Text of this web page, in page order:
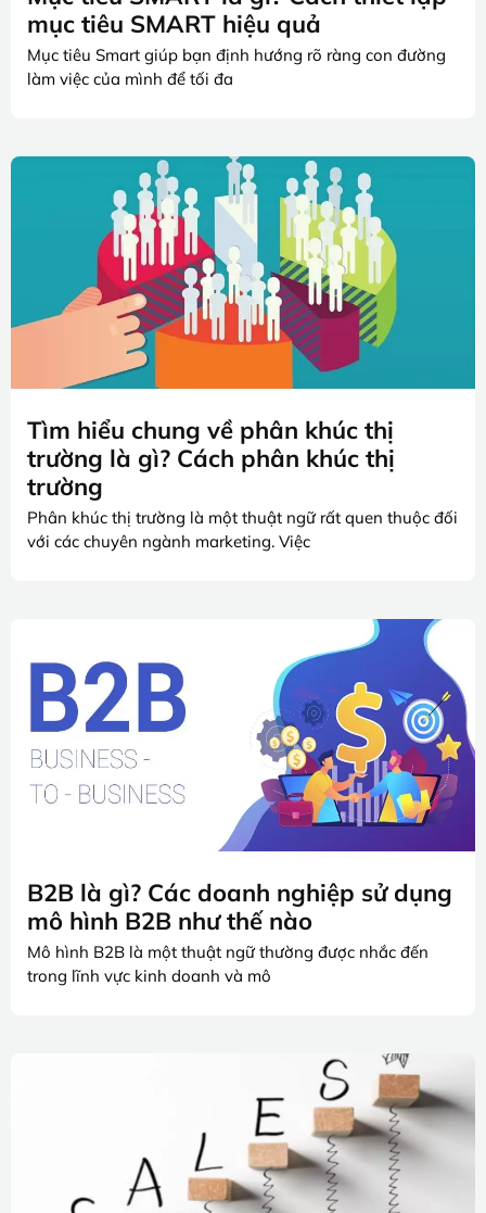
mục tiêu SMART hiệu quả
Mục tiêu Smart giúp bạn định hướng rõ ràng con đường
làm việc của mình để tối đa
Tìm hiểu chung về phân khúc thị
trường là gì? Cách phân khúc thị
trường
Phân khúc thị trường là một thuật ngữ rất quen thuộc đối
với các chuyên ngành marketing. Việc
B2B là gì? Các doanh nghiệp sử dụng
mô hình B2B như thế nào
Mô hình B2B là một thuật ngữ thường được nhắc đến
trong lĩnh vực kinh doanh và mô